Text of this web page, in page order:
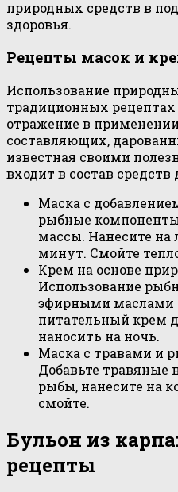
природных средств в
здоровья.
Рецепты масок и
Использование
традиционных
отражение в
составляющих,
известная своими
входит в состав средств
Маска с
рыбные
массы. Нанесите на
минут. Смойте
Крем на основе
Использование
эфирными маслами
питательный крем
наносить на ночь.
Маска с травами и
Добавьте травяные
рыбы, нанесите на
смойте.
Бульон из
рецепты